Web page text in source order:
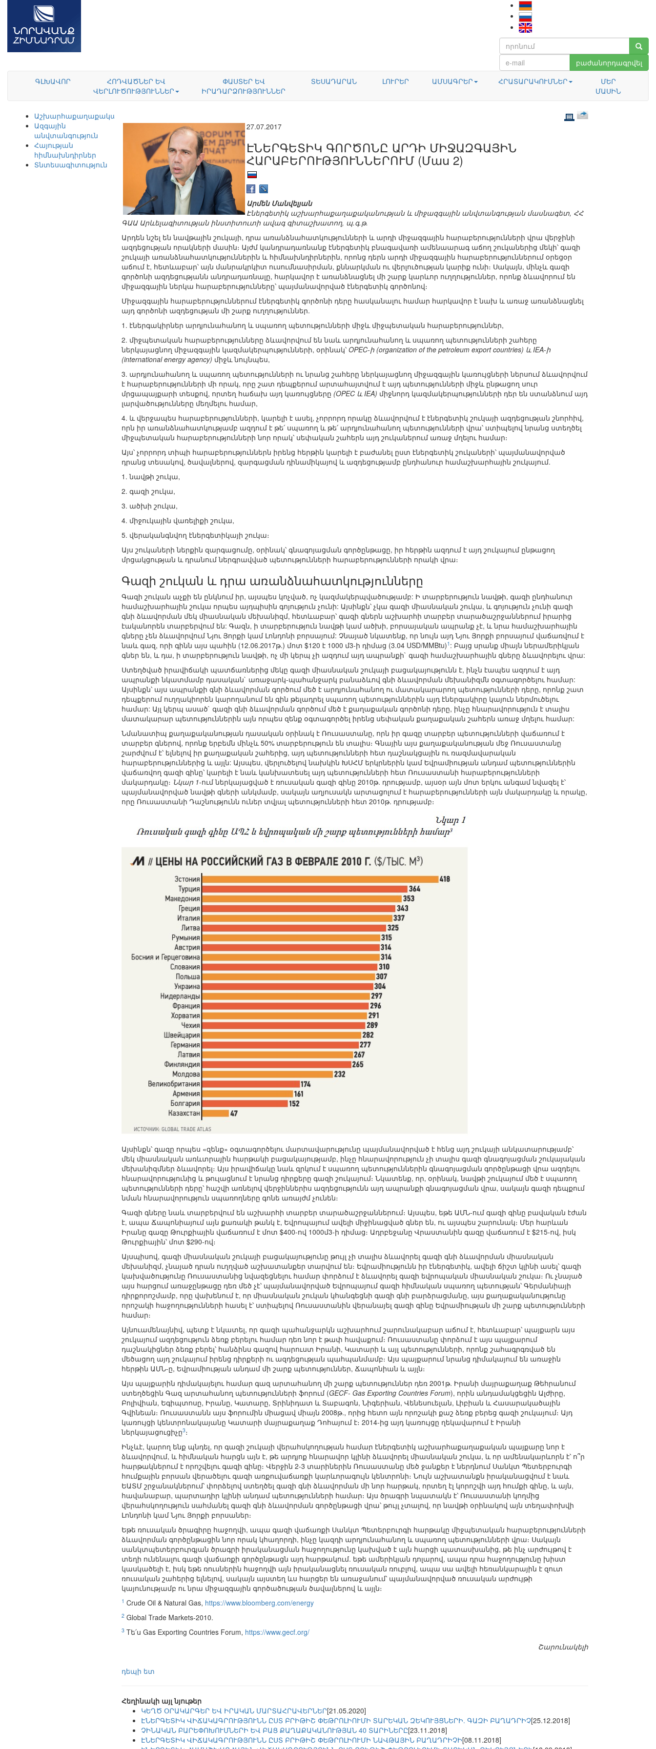
բաժանորդագրվել
ԳԼԽԱՎՈՐ
ՀՈԴՎԱԾՆԵՐ ԵՎ
ՎԵՐԼՈՒԾՈՒԹՅՈՒՆՆԵՐ
ՓԱՍՏԵՐ ԵՎ
ԻՐԱԴԱՐՁՈՒԹՅՈՒՆՆԵՐ
ՏԵՍԱԴԱՐԱՆ ԼՈՒՐԵՐ ԱՄՍԱԳՐԵՐ ՀՐԱՏԱՐԱԿՈՒՄՆԵՐ
ՄԵՐ
ՄԱՍԻՆ
Աշխարհաքաղաքականություն
Ազգային
անվտանգություն
Հայության
հիմնախնդիրներ
Տնտեսագիտություն
27.07.2017
ԷՆԵՐԳԵՏԻԿ ԳՈՐԾՈՆԸ ԱՐԴԻ ՄԻՋԱԶԳԱՅԻՆ
ՀԱՐԱԲԵՐՈՒԹՅՈՒՆՆԵՐՈՒՄ (Մաս 2)
Արմեն Մանվելյան
Էներգետիկ աշխարհաքաղաքականության և միջազգային անվտանգության մասնագետ, ՀՀ
ԳԱԱ Արևելագիտության ինստիտուտի ավագ գիտաշխատող, պ.գ.թ.
Արդեն նշել են նավթային շուկայի, դրա առանձնահատկությունների և արդի միջազգային հարաբերությունների վրա վերջինի
ազդեցության որակների մասին։ Այժմ կանդրադառնանք էներգետիկ բնագավառի ամենաարագ աճող շուկաներից մեկի՝ գազի
շուկայի առանձնահատկություններին և հիմնախնդիրներին, որոնց դերն արդի միջազգային հարաբերություններում օրեցօր
աճում է, հետևաբար՝ այն մանրակրկիտ ուսումնասիրման, քննարկման ու վերլուծության կարիք ունի։ Սակայն, մինչև գազի
գործոնի ազդեցությանն անդրադառնալը, հարկավոր է առանձնացնել մի շարք կարևոր ուղղություններ, որոնք ձևավորում են
միջազգային ներկա հարաբերությունները՝ պայմանավորված էներգետիկ գործոնով։
Միջազգային հարաբերություններում էներգետիկ գործոնի դերը հասկանալու համար հարկավոր է նախ և առաջ առանձնացնել
այդ գործոնի ազդեցության մի շարք ուղղություններ.
1. էներգակիրներ արդյունահանող և սպառող պետությունների միջև միջպետական հարաբերություններ,
2. միջպետական հարաբերությունները ձևավորվում են նաև արդյունահանող և սպառող պետությունների շահերը
ներկայացնող միջազգային կազմակերպությունների, օրինակ՝ OPEC-ի (organization of the petroleum export countries) և IEA-ի
(international energy agency) միջև նույնպես,
3. արդյունահանող և սպառող պետությունների ու նրանց շահերը ներկայացնող միջազգային կառույցների ներսում ձևավորվում
է հարաբերությունների մի որակ, որը շատ դեպքերում արտահայտվում է այդ պետությունների միջև ընթացող սուր
մրցապայքարի տեսքով, որտեղ հաճախ այդ կառույցները (OPEC և IEA) միջնորդ կազմակերպությունների դեր են ստանձնում այդ
լարվածությունները մեղմելու համար,
4. և վերջապես հարաբերությունների, կարելի է ասել, չորրորդ որակը ձևավորվում է էներգետիկ շուկայի ազդեցության շնորհիվ,
որն իր առանձնահատկությամբ ազդում է թե՛ սպառող և թե՛ արդյունահանող պետությունների վրա՝ ստիպելով նրանց ստեղծել
միջպետական հարաբերությունների նոր որակ՝ սեփական շահերն այդ շուկաներում առաջ մղելու համար։
Այս՝ չորրորդ տիպի հարաբերություններն իրենց հերթին կարելի է բաժանել ըստ էներգետիկ շուկաների՝ պայմանավորված
դրանց տեսակով, ծավալներով, զարգացման դինամիկայով և ազդեցությամբ ընդհանուր համաշխարհային շուկայում.
1. նավթի շուկա,
2. գազի շուկա,
3. ածխի շուկա,
4. միջուկային վառելիքի շուկա,
5. վերականգնվող էներգետիկայի շուկա։
Այս շուկաների ներքին զարգացումը, օրինակ՝ գնագոյացման գործընթացը, իր հերթին ազդում է այդ շուկայում ընթացող
մրցակցության և դրանում ներգրավված պետությունների հարաբերությունների որակի վրա։
Գազի շուկան և դրա առանձնահատկությունները
Գազի շուկան աչքի են ընկնում իր, այսպես կոչված, ոչ կազմակերպվածությամբ: Ի տարբերություն նավթի, գազի ընդհանուր
համաշխարհային շուկա որպես այդպիսին գոյություն չունի: Այսինքն՝ չկա գազի միասնական շուկա, և գոյություն չունի գազի
գնի ձևավորման մեկ միասնական մեխանիզմ, հետևաբար՝ գազի գներն աշխարհի տարբեր տարածաշրջաններում իրարից
էականորեն տարբերվում են: Գազն, ի տարբերություն նավթի կամ ածխի, բորսայական ապրանք չէ, և նրա համաշխարհային
գները չեն ձևավորվում Նյու Յորքի կամ Լոնդոնի բորսայում: Չնայած նկատենք, որ նույն այդ Նյու Յորքի բորսայում վաճառվում է
նաև գազ, որի գինն այս պահին (12.06.2017թ.) մոտ $120 է 1000 մ3-ի դիմաց (3.04 USD/MMBtu)1 : Բայց սրանք միայն ներամերիկյան
գներ են, և դա, ի տարբերություն նավթի, ոչ մի կերպ չի ազդում այդ ապրանքի` գազի համաշխարհային գները ձևավորելու վրա:
Ստեղծված իրավիճակի պատճառներից մեկը գազի միասնական շուկայի բացակայությունն է, ինչն էապես ազդում է այդ
ապրանքի նկատմամբ դասական` առաջարկ-պահանջարկ բանաձևով գնի ձևավորման մեխանիզմն օգտագործելու համար:
Այսինքն՝ այս ապրանքի գնի ձևավորման գործում մեծ է արդյունահանող ու մատակարարող պետությունների դերը, որոնք շատ
դեպքերում ուղղակիորեն կարողանում են գին թելադրել սպառող պետություններին այդ էներգակիրը կայուն ներմուծելու
համար: Այլ կերպ ասած` գազի գնի ձևավորման գործում մեծ է քաղաքական գործոնի դերը, ինչը հնարավորություն է տալիս
մատակարար պետություններին այն որպես զենք օգտագործել իրենց սեփական քաղաքական շահերն առաջ մղելու համար:
Նմանատիպ քաղաքականության դասական օրինակ է Ռուսաստանը, որն իր գազը տարբեր պետությունների վաճառում է
տարբեր գներով, որոնք երբեմն մինչև 50% տարբերություն են տալիս։ Գնային այս քաղաքականության մեջ Ռուսաստանը
շարժվում է՝ ելնելով իր քաղաքական շահերից, այդ պետությունների հետ դաշնակցային ու ռազմավարական
հարաբերություններից և այլն: Այսպես, վերլուծելով նախկին ԽՍՀՄ երկրներին կամ Եվրամիության անդամ պետություններին
վաճառվող գազի գինը՝ կարելի է նաև կանխատեսել այդ պետությունների հետ Ռուսաստանի հարաբերությունների
մակարդակը։ Նկար 1-ում ներկայացված է ռուսական գազի գինը 2010թ. դրությամբ, այսօր այն մոտ երկու անգամ նվազել է՝
պայմանավորված նավթի գների անկմամբ, սակայն աղյուսակն արտացոլում է հարաբերությունների այն մակարդակը և որակը,
որը Ռուսաստանի Դաշնությունն ուներ տվյալ պետությունների հետ 2010թ. դրությամբ։
Այսինքն՝ գազը որպես «զենք» օգտագործելու մարտավարությունը պայմանավորված է հենց այդ շուկայի անկատարությամբ՝
մեկ միասնական առևտրային հարթակի բացակայությամբ, ինչը հնարավորություն չի տալիս գազի գնագոյացման շուկայական
մեխանիզմներ ձևավորել։ Այս իրավիճակը նաև զրկում է սպառող պետություններին գնագոյացման գործընթացի վրա ազդելու
հնարավորությունից և թուլացնում է նրանց դիրքերը գազի շուկայում։ Նկատենք, որ, օրինակ, նավթի շուկայում մեծ է սպառող
պետությունների դերը՝ հաշվի առնելով վերջիններիս ազդեցությունն այդ ապրանքի գնագոյացման վրա, սակայն գազի դեպքում
նման հնարավորություն սպառողները գոնե առայժմ չունեն։
Գազի գները նաև տարբերվում են աշխարհի տարբեր տարածաշրջաններում։ Այսպես, եթե ԱՄՆ-ում գազի գինը բավական էժան
է, ապա Ճապոնիայում այն քառակի թանկ է, Եվրոպայում ավելի միջինացված գներ են, ու այսպես շարունակ։ Մեր հարևան
Իրանը գազը Թուրքիային վաճառում է մոտ $400-ով 1000մ3-ի դիմաց։ Ադրբեջանը Վրաստանին գազը վաճառում է $215-ով, իսկ
Թուրքիային՝ մոտ $290-ով։
Այսպիսով, գազի միասնական շուկայի բացակայությունը թույլ չի տալիս ձևավորել գազի գնի ձևավորման միասնական
մեխանիզմ, չնայած դրան ուղղված աշխատանքեր տարվում են։ Եվրամիությունն իր էներգետիկ, ավելի ճիշտ կլինի ասել՝ գազի
կախվածությունը Ռուսաստանից նվազեցնելու համար փորձում է ձևավորել գազի եվրոպական միասնական շուկա։ Ու չնայած
այս հարցում առաջընթացը դեռ մեծ չէ՝ պայմանավորված Եվրոպայում գազի հիմնական սպառող պետության՝ Գերմանիայի
դիրքորոշմամբ, որը վախենում է, որ միասնական շուկան կհանգեցնի գազի գնի բարձրացմանը, այս քաղաքականությունը
որոշակի հաջողությունների հասել է՝ ստիպելով Ռուսաստանին վերանայել գազի գինը Եվրամիության մի շարք պետությունների
համար։
Այնուամենայնիվ, պետք է նկատել, որ գազի պահանջարկն աշխարհում շարունակաբար աճում է, հետևաբար՝ պայքարն այս
շուկայում ազդեցություն ձեռք բերելու համար դեռ նոր է թափ հավաքում։ Ռուսաստանը փորձում է այս պայքարում
դաշնակիցներ ձեռք բերել՝ հանձինս գազով հարուստ Իրանի, Կատարի և այլ պետությունների, որոնք շահագրգռված են
մեծացող այդ շուկայում իրենց դիրքերի ու ազդեցության պահպանմամբ։ Այս պայքարում նրանց դիմակայում են առաջին
հերթին ԱՄՆ-ը, Եվրամիության անդամ մի շարք պետություններ, Ճապոնիան և այլն։
Այս պայքարին դիմակայելու համար գազ արտահանող մի շարք պետություններ դեռ 2001թ. Իրանի մայրաքաղաք Թեհրանում
ստեղծեցին Գազ արտահանող պետությունների ֆորում (GECF- Gas Exporting Countries Forum), որին անդամակցեցին Ալժիրը,
Բոլիվիան, Եգիպտոսը, Իրանը, Կատարը, Տրինիդատ և Տաբագոն, Նիգերիան, Վենեսուելան, Լիբիան և Հասարակածային
Գվինեան։ Ռուսաստանն այս ֆորումին միացավ միայն 2008թ., որից հետո այն որոշակի քաշ ձեռք բերեց գազի շուկայում։ Այդ
կառույցի կենտրոնակայանը Կատարի մայրաքաղաք Դոհայում է։ 2014-ից այդ կառույցը ղեկավարում է Իրանի
ներկայացուցիչը3։
Ինչևէ, կարող ենք պնդել, որ գազի շուկայի վերահսկողության համար էներգետիկ աշխարհաքաղաքական պայքարը նոր է
ձևավորվում, և հիմնական հարցն այն է, թե արդյոք հնարավոր կլինի ձևավորել միասնական շուկա, և որ ամենակարևորն է՝ ո՞ր
հարթակներում է որոշվելու գազի գինը։ Վերջին 2-3 տարիներին Ռուսաստանը մեծ ջանքեր է ներդնում Սանկտ Պետերբուրգի
հումքային բորսան վերածելու գազի առքուվաճառքի կարևորագույն կենտրոնի։ Նույն աշխատանքն իրականացվում է նաև
ԵԱՏՄ շրջանակներում՝ փորձելով ստեղծել գազի գնի ձևավորման մի նոր հարթակ, որտեղ էլ կորոշվի այդ հումքի գինը, և այն,
հավանաբար, պարտադիր կլինի անդամ պետությունների համար։ Այս ծրագրի նպատակն է՝ Ռուսաստանի կողմից
վերահսկողություն սահմանել գազի գնի ձևավորման գործընթացի վրա՝ թույլ չտալով, որ նավթի օրինակով այն տեղափոխվի
Լոնդոնի կամ Նյու Յորքի բորսաներ։
Եթե ռուսական ծրագիրը հաջողվի, ապա գազի վաճառքի Սանկտ Պետերբուրգի հարթակը միջպետական հարաբերությունների
ձևավորման գործընթացին նոր որակ կհաղորդի, ինչը կազդի արդյունահանող և սպառող պետությունների վրա։ Սակայն
սանկտպետերբուրգյան ծրագրի իրականացման հաջողությունը կախված է այն հարցի պատասխանից, թե ինչ արժույթով է
տեղի ունենալու գազի վաճառքի գործընթացն այդ հարթակում. եթե ամերիկյան դոլարով, ապա դրա հաջողությունը խիստ
կասկածելի է, իսկ եթե ռուսներին հաջողվի այն իրականացնել ռուսական ռուբլով, ապա սա ավելի հեռանկարային է զուտ
ռուսական շահերից ելնելով, սակայն այստեղ ևս հարցեր են առաջանում՝ պայմանավորված ռուսական արժույթի
կայունությամբ ու նրա միջազգային գործածության ծավալներով և այլն։
1 Crude Oil & Natural Gas, https://www.bloomberg.com/energy
2 Global Trade Markets-2010.
3 Tե՛ս Gas Exporting Countries Forum, https://www.gecf.org/
Շարունակելի
դեպի ետ
Հեղինակի այլ նյութեր
ԿԵՂԾ ՕՐԱԿԱՐԳԵՐ ԵՎ ԻՐԱԿԱՆ ՄԱՐՏԱՀՐԱՎԵՐՆԵՐ[21.05.2020]
ԷՆԵՐԳԵՏԻԿ ՎԻՃԱԿԱԳՐՈՒԹՅՈՒՆՆ ԸՍՏ ԲՐԻԹԻՇ ՓԵԹՐՈԼԻՈՒՄԻ ՏԱՐԵԿԱՆ ԶԵԿՈՒՅՑՆԵՐԻ. ԳԱԶԻ ԲԱՂԱԴՐԻՉ[25.12.2018]
ՉԻՆԱԿԱՆ ԲԱՐԵՓՈԽՈՒՄՆԵՐԻ ԵՎ ԲԱՑ ՔԱՂԱՔԱԿԱՆՈՒԹՅԱՆ 40 ՏԱՐԻՆԵՐԸ[23.11.2018]
ԷՆԵՐԳԵՏԻԿ ՎԻՃԱԿԱԳՐՈՒԹՅՈՒՆՆ ԸՍՏ ԲՐԻԹԻՇ ՓԵԹՐՈԼԻՈՒՄԻ ՆԱՎԹԱՅԻՆ ԲԱՂԱԴՐԻՉԻ[08.11.2018]